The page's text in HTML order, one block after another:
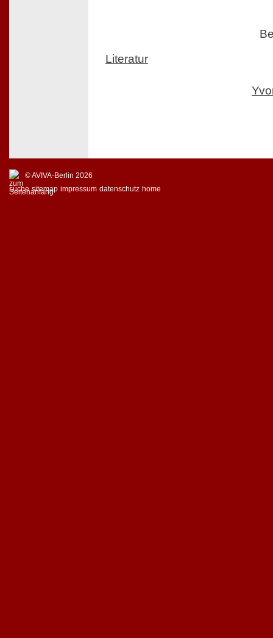
Literatur
© AVIVA-Berlin 2026
suche sitemap impressum datenschutz home